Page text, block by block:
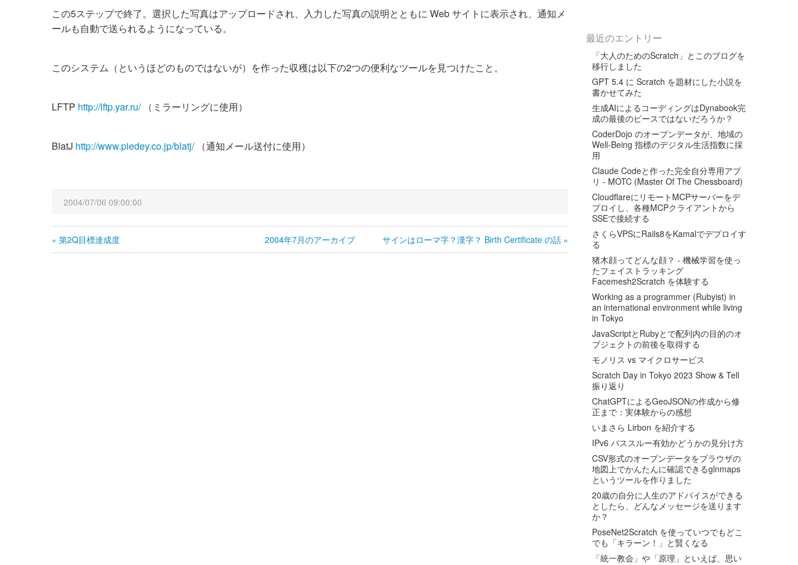
この5ステップで終了。選択した写真はアップロードされ、入力した写真の説明とともに Web サイトに表示され、通知メ
ールも自動で送られるようになっている。
このシステム（というほどのものではないが）を作った収穫は以下の2つの便利なツールを見つけたこと。
LFTP http://lftp.yar.ru/（ミラーリングに使用）
BlatJ http://www.piedey.co.jp/blatj/（通知メール送付に使用）
2004/07/06 09:00:00
« 第2Q目標達成度 2004年7月のアーカイブ サインはローマ字？漢字？ Birth Certificate の話 »
最近のエントリー
「大人のためのScratch」とこのブログを
移行しました
GPT 5.4 に Scratch を題材にした小説を
書かせてみた
生成AIによるコーディングはDynabook完
成の最後のピースではないだろうか？
CoderDojo のオープンデータが、地域の
Well-Being 指標のデジタル生活指数に採
用
Claude Codeと作った完全自分専用アプ
リ - MOTC (Master Of The Chessboard)
CloudflareにリモートMCPサーバーをデ
プロイし、各種MCPクライアントから
SSEで接続する
さくらVPSにRails8をKamalでデプロイす
る
猪木顔ってどんな顔？ - 機械学習を使っ
たフェイストラッキング
Facemesh2Scratch を体験する
Working as a programmer (Rubyist) in
an international environment while living
in Tokyo
JavaScriptとRubyとで配列内の目的のオ
ブジェクトの前後を取得する
モノリス vs マイクロサービス
Scratch Day in Tokyo 2023 Show & Tell
振り返り
ChatGPTによるGeoJSONの作成から修
正まで：実体験からの感想
いまさら Lirbon を紹介する
IPv6 パススルー有効かどうかの見分け方
CSV形式のオープンデータをブラウザの
地図上でかんたんに確認できるglnmaps
というツールを作りました
20歳の自分に人生のアドバイスができる
としたら、どんなメッセージを送ります
か？
PoseNet2Scratch を使っていつでもどこ
でも「キラーン！」と賢くなる
「統一教会」や「原理」といえば、思い